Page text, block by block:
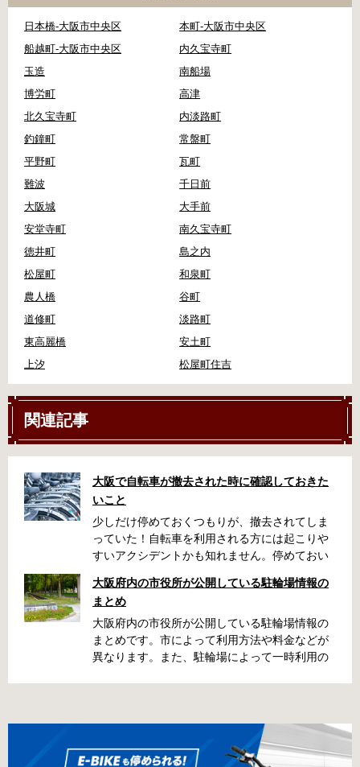
日本橋-大阪市中央区
本町-大阪市中央区
船越町-大阪市中央区
内久宝寺町
玉造
南船場
博労町
高津
北久宝寺町
内淡路町
釣鐘町
常盤町
平野町
瓦町
難波
千日前
大阪城
大手前
安堂寺町
南久宝寺町
徳井町
島之内
松屋町
和泉町
農人橋
谷町
道修町
淡路町
東高麗橋
安土町
上汐
松屋町住吉
関連記事
大阪で自転車が撤去された時に確認しておきた
いこと
少しだけ停めておくつもりが、撤去されてしま
っていた！自転車を利用される方には起こりや
すいアクシデントかも知れません。停めておい
い、なんてことになってしまうかも知れませ
ん。そんな時に役立つ情報をまとめました。事
前に確認しておきましょう。 守口市で撤去され
た場合 放置自転車大日保管所 住所 守口市大日
町4丁目281の3番地 電話 06-6902-2340（業務
還料 2,500円 自転車の鍵 身分証明証 守口市HP
はこちら 堺市で撤去された場合 三国ヶ丘自転車
保管返還所 住所 堺区向陵東町1丁12-15 電話 三
大阪府内の市役所が公開している駐輪場情報の
まとめ
大阪府内の市役所が公開している駐輪場情報の
まとめです。市によって利用方法や料金などが
異なります。また、駐輪場によって一時利用の
自転車駐輪場 利用方法 利用登録申請書の提出
利用登録申請書を窓口に提出ではなく、Web上
での利用登録になります。 利用料金 登録手数料